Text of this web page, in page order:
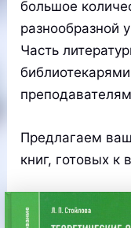
большое
разнообразной
Часть
Предлагаем
книг, готовых к